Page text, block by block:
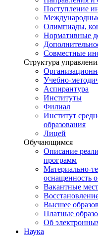
Поступление
Олимпиады,
Нормативные
Совместные
Структура
Учебно-
Аспирантура
Институты
Филиал
Институт
образования
Лицей
Обучающимся
Описание
программ
Материально-
оснащенность
Вакантные
Высшее
Платные
Об
Наука